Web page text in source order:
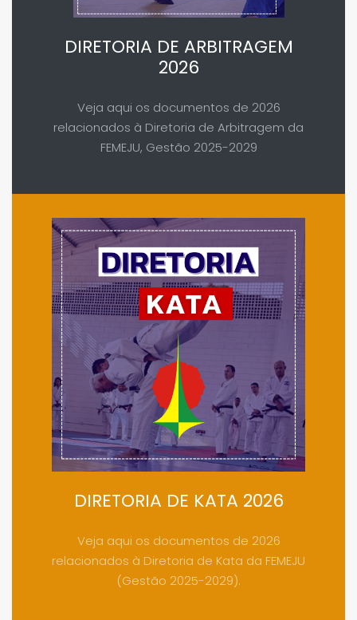
DIRETORIA DE ARBITRAGEM
2026
Veja aqui os documentos de 2026
relacionados à Diretoria de Arbitragem da
FEMEJU, Gestão 2025-2029
DIRETORIA DE KATA 2026
Veja aqui os documentos de 2026
relacionados à Diretoria de Kata da FEMEJU
(Gestão 2025-2029).